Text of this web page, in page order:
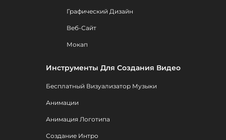
Графический Дизайн
Веб-Сайт
Мокап
Инструменты Для Создания Видео
Бесплатный Визуализатор Музыки
Анимации
Анимация Логотипа
Создание Интро